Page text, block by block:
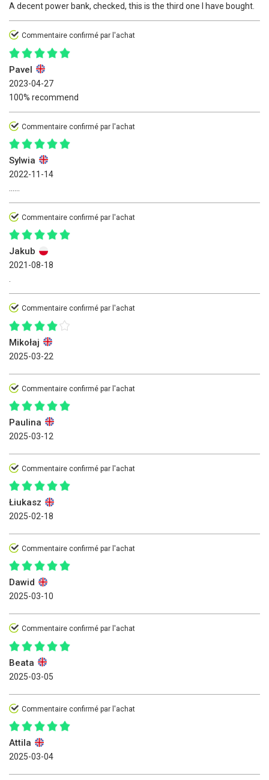
A decent power bank, checked, this is the third one I have bought.
Commentaire confirmé par l'achat
Pavel
2023-04-27
100% recommend
Commentaire confirmé par l'achat
Sylwia
2022-11-14
Commentaire confirmé par l'achat
Jakub
2021-08-18
.
Commentaire confirmé par l'achat
Mikołaj
2025-03-22
Commentaire confirmé par l'achat
Paulina
2025-03-12
Commentaire confirmé par l'achat
Łiukasz
2025-02-18
Commentaire confirmé par l'achat
Dawid
2025-03-10
Commentaire confirmé par l'achat
Beata
2025-03-05
Commentaire confirmé par l'achat
Attila
2025-03-04